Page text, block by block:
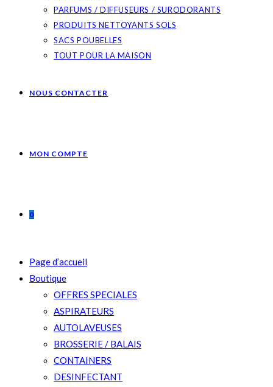
PARFUMS / DIFFUSEURS / SURODORANTS
PRODUITS NETTOYANTS SOLS
SACS POUBELLES
TOUT POUR LA MAISON
NOUS CONTACTER
MON COMPTE
0
Page d’accueil
Boutique
OFFRES SPECIALES
ASPIRATEURS
AUTOLAVEUSES
BROSSERIE / BALAIS
CONTAINERS
DESINFECTANT